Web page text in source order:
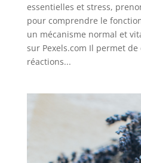
essentielles et stress,
pour comprendre le
un mécanisme normal et
sur Pexels.com Il permet
réactions...